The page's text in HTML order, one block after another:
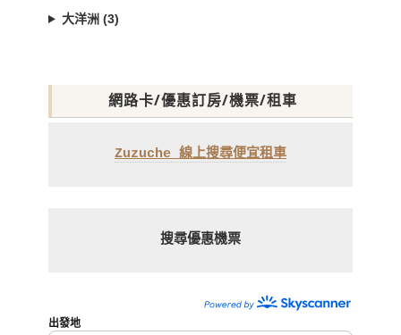
大洋洲 (3)
網路卡/優惠訂房/機票/租車
Zuzuche 線上搜尋便宜租車
搜尋優惠機票